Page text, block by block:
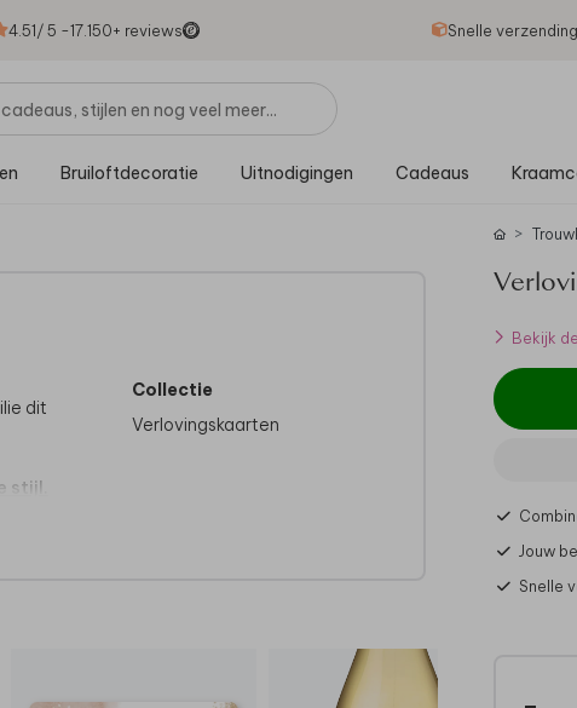
4.51/ 5 -17.150+ reviews Snelle
Bruiloftdecoratie Uitnodigingen Cadeaus
dit
stijl.
Collectie
Verlovingskaarten
Bekijk
Jouw
Snelle